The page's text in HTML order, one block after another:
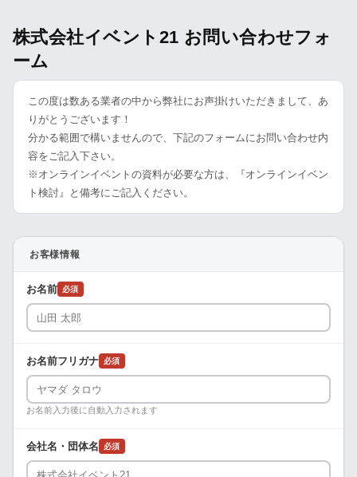
株式会社イベント21 お問い合わせフォ
ーム
この度は数ある業者の中から弊社にお声掛けいただきまして、あ
りがとうございます！
分かる範囲で構いませんので、下記のフォームにお問い合わせ内
容をご記入下さい。
※オンラインイベントの資料が必要な方は、『オンラインイベン
ト検討』と備考にご記入ください。
お客様情報
お名前 必須
お名前フリガナ 必須
お名前入力後に自動入力されます
会社名・団体名 必須